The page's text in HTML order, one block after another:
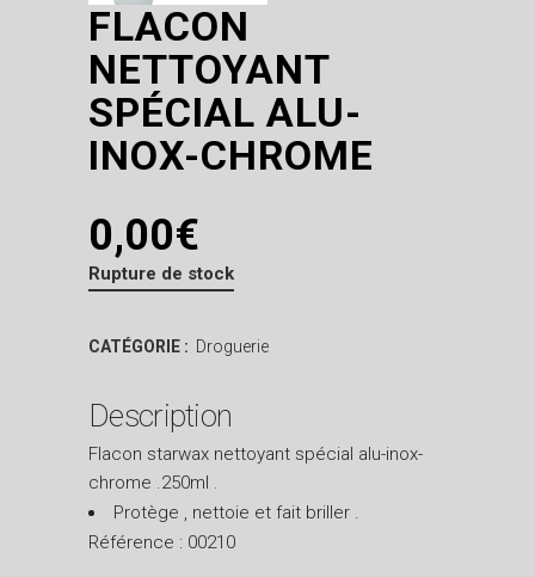
FLACON
NETTOYANT
SPÉCIAL ALU-
INOX-CHROME
0,00€
Rupture de stock
CATÉGORIE : Droguerie
Description
Flacon starwax nettoyant spécial alu-inox-
chrome .250ml .
Protège , nettoie et fait briller .
Référence : 00210